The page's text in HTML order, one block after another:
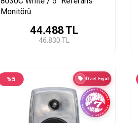
Monitörü
46.830 TL
44.488TL
%5 Özel Fiyat